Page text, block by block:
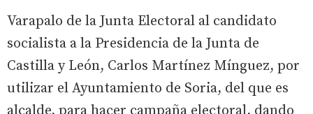
Varapalo de la Junta Electoral al candidato
socialista a la Presidencia de la Junta de
Castilla y León, Carlos Martínez Mínguez, por
utilizar el Ayuntamiento de Soria, del que es